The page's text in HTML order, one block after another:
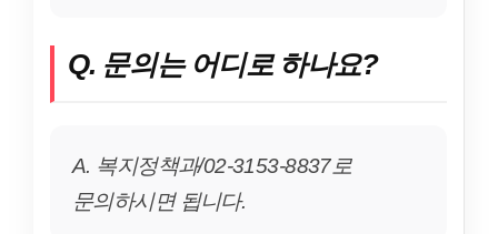
Q. 문의는 어디로 하나요?
A. 복지정책과/02-3153-8837로
문의하시면 됩니다.